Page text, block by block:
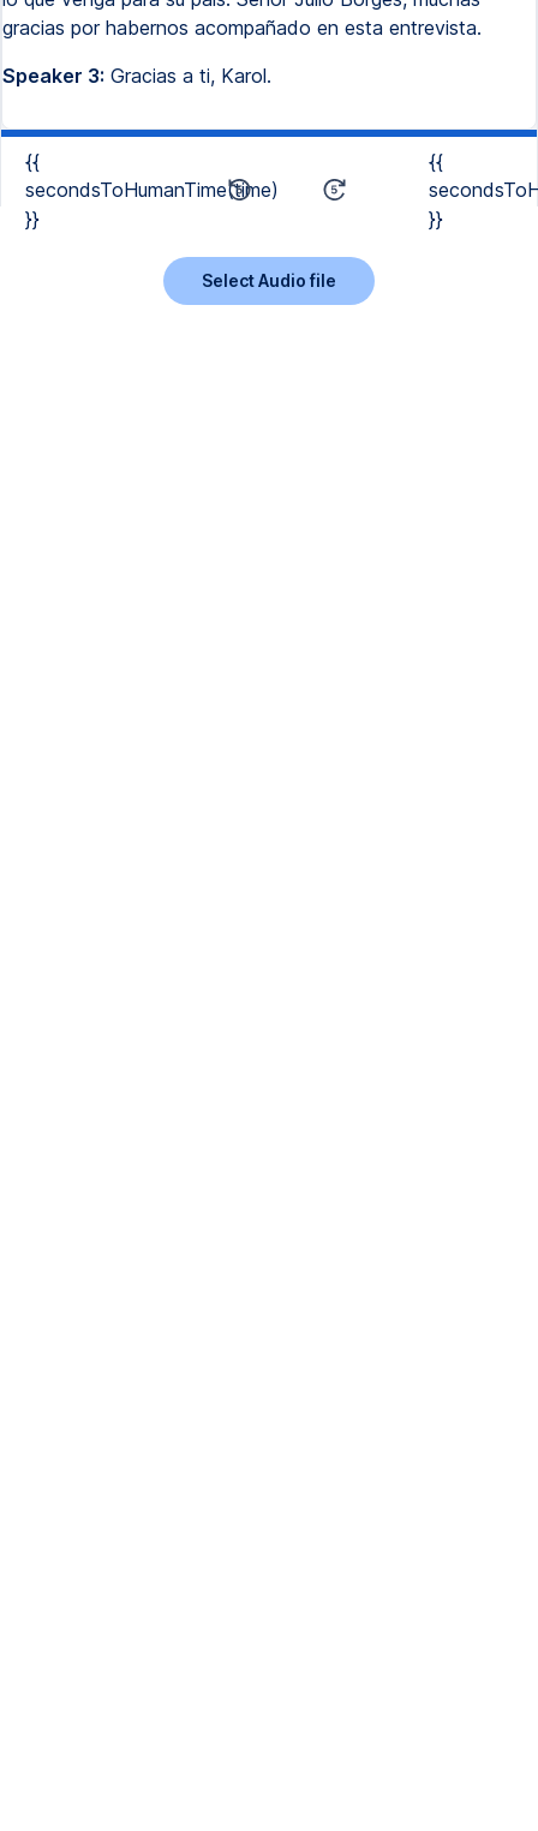
gracias por habernos acompañado en esta entrevista.
Speaker 3: Gracias a ti, Karol.
{{
secondsToHumanTime(time)
}}
{{
}}
Select Audio file